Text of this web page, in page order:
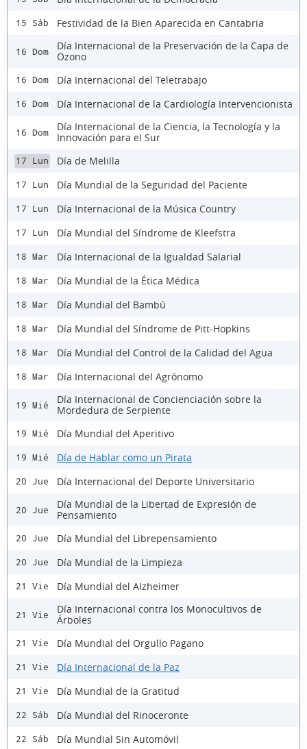
15 Sáb Festividad de la Bien Aparecida en Cantabria
16 Dom
Día Internacional de la Preservación de la Capa de
Ozono
16 Dom Día Internacional del Teletrabajo
16 Dom Día Internacional de la Cardiología Intervencionista
16 Dom
Día Internacional de la Ciencia, la Tecnología y la
Innovación para el Sur
17 Lun Día de Melilla
17 Lun Día Mundial de la Seguridad del Paciente
17 Lun Día Internacional de la Música Country
17 Lun Día Mundial del Síndrome de Kleefstra
18 Mar Día Internacional de la Igualdad Salarial
18 Mar Día Mundial de la Ética Médica
18 Mar Día Mundial del Bambú
18 Mar Día Mundial del Síndrome de Pitt-Hopkins
18 Mar Día Mundial del Control de la Calidad del Agua
18 Mar Día Internacional del Agrónomo
19 Mié
Día Internacional de Concienciación sobre la
Mordedura de Serpiente
19 Mié Día Mundial del Aperitivo
19 Mié Día de Hablar como un Pirata
20 Jue Día Internacional del Deporte Universitario
20 Jue
Día Mundial de la Libertad de Expresión de
Pensamiento
20 Jue Día Mundial del Librepensamiento
20 Jue Día Mundial de la Limpieza
21 Vie Día Mundial del Alzheimer
21 Vie
Día Internacional contra los Monocultivos de
Árboles
21 Vie Día Mundial del Orgullo Pagano
21 Vie Día Internacional de la Paz
21 Vie Día Mundial de la Gratitud
22 Sáb Día Mundial del Rinoceronte
22 Sáb Día Mundial Sin Automóvil